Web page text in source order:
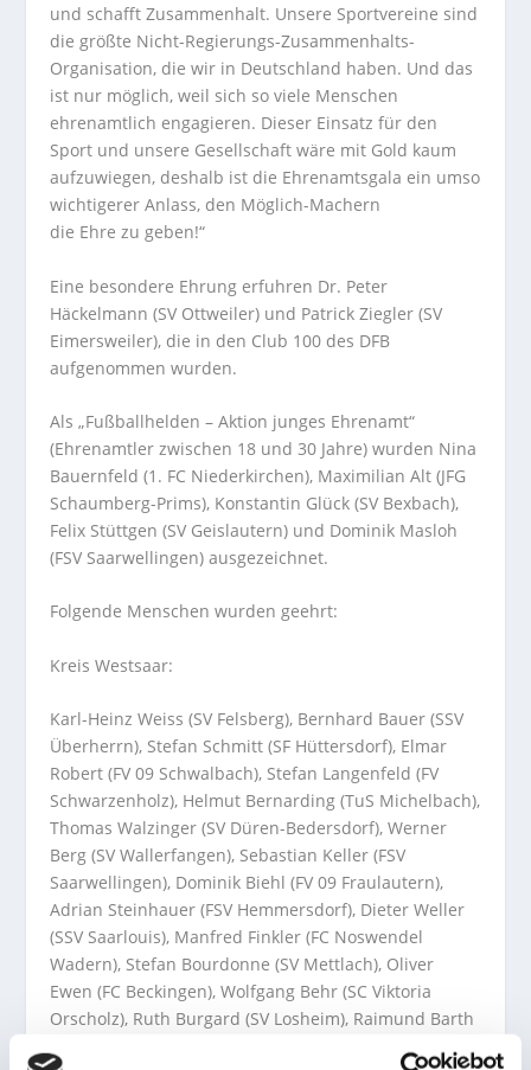
und schafft Zusammenhalt. Unsere Sportvereine sind
die größte Nicht-Regierungs-Zusammenhalts-
Organisation, die wir in Deutschland haben. Und das
ist nur möglich, weil sich so viele Menschen
ehrenamtlich engagieren. Dieser Einsatz für den
Sport und unsere Gesellschaft wäre mit Gold kaum
aufzuwiegen, deshalb ist die Ehrenamtsgala ein umso
wichtigerer Anlass, den Möglich-Machern
die Ehre zu geben!“
Eine besondere Ehrung erfuhren Dr. Peter
Häckelmann (SV Ottweiler) und Patrick Ziegler (SV
Eimersweiler), die in den Club 100 des DFB
aufgenommen wurden.
Als „Fußballhelden – Aktion junges Ehrenamt“
(Ehrenamtler zwischen 18 und 30 Jahre) wurden Nina
Bauernfeld (1. FC Niederkirchen), Maximilian Alt (JFG
Schaumberg-Prims), Konstantin Glück (SV Bexbach),
Felix Stüttgen (SV Geislautern) und Dominik Masloh
(FSV Saarwellingen) ausgezeichnet.
Folgende Menschen wurden geehrt:
Kreis Westsaar:
Karl-Heinz Weiss (SV Felsberg), Bernhard Bauer (SSV
Überherrn), Stefan Schmitt (SF Hüttersdorf), Elmar
Robert (FV 09 Schwalbach), Stefan Langenfeld (FV
Schwarzenholz), Helmut Bernarding (TuS Michelbach),
Thomas Walzinger (SV Düren-Bedersdorf), Werner
Berg (SV Wallerfangen), Sebastian Keller (FSV
Saarwellingen), Dominik Biehl (FV 09 Fraulautern),
Adrian Steinhauer (FSV Hemmersdorf), Dieter Weller
(SSV Saarlouis), Manfred Finkler (FC Noswendel
Wadern), Stefan Bourdonne (SV Mettlach), Oliver
Ewen (FC Beckingen), Wolfgang Behr (SC Viktoria
Orscholz), Ruth Burgard (SV Losheim), Raimund Barth
(FC Wadrill), Michael Hargarter (SV Merchingen),